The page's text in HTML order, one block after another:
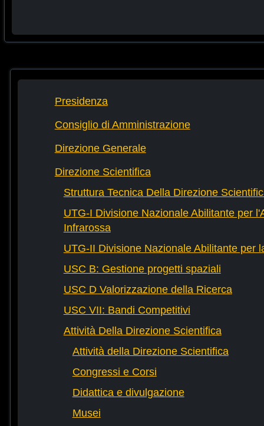
Presidenza
Consiglio di Amministrazione
Direzione Generale
Direzione Scientifica
Struttura Tecnica Della Direzione
UTG-I Divisione Nazionale Abilitante per
Infrarossa
UTG-II Divisione Nazionale Abilitante per
USC B: Gestione progetti spaziali
USC D Valorizzazione della Ricerca
USC VII: Bandi Competitivi
Attività Della Direzione Scientifica
Attività della Direzione Scientifica
Congressi e Corsi
Didattica e divulgazione
Musei